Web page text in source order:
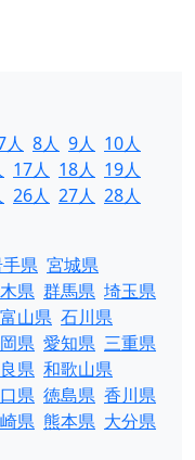
人 8人 9人 10人
17人 18人 19人
26人 27人 28人
県 宮城県
県 群馬県 埼玉県
富山県 石川県
県 愛知県 三重県
県 和歌山県
県 徳島県 香川県
県 熊本県 大分県